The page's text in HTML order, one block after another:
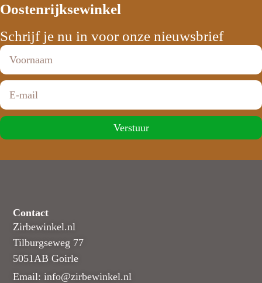
Oostenrijksewinkel
Schrijf je nu in voor onze nieuwsbrief
Verstuur
Contact
Zirbewinkel.nl
Tilburgseweg 77
5051AB Goirle
Email: info@zirbewinkel.nl